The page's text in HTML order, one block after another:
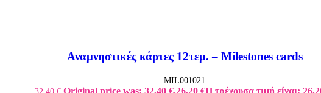
Αναμνηστικές κάρτες 12τεμ. – Milestones cards
MIL001021